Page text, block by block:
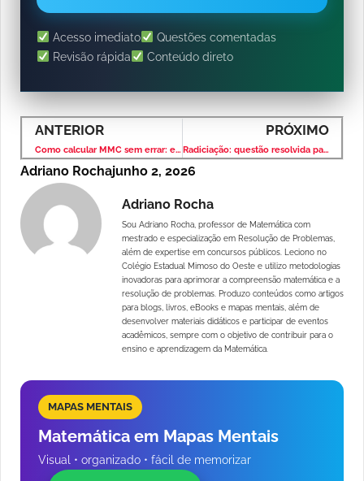
Acesso imediato
Questões comentadas
Revisão rápida
Conteúdo direto
ANTERIOR
Como calcular MMC sem errar: exercícios comentados e explicados
PRÓXIMO
Radiciação: questão resolvida passo a passo com exercícios
Adriano Rochajunho 2, 2026
Adriano Rocha
Sou Adriano Rocha, professor de Matemática com
mestrado e especialização em Resolução de Problemas,
além de expertise em concursos públicos. Leciono no
Colégio Estadual Mimoso do Oeste e utilizo metodologias
inovadoras para aprimorar a compreensão matemática e a
resolução de problemas. Produzo conteúdos como artigos
para blogs, livros, eBooks e mapas mentais, além de
desenvolver materiais didáticos e participar de eventos
acadêmicos, sempre com o objetivo de contribuir para o
ensino e aprendizagem da Matemática.
MAPAS MENTAIS
Matemática em Mapas Mentais
Visual • organizado • fácil de memorizar